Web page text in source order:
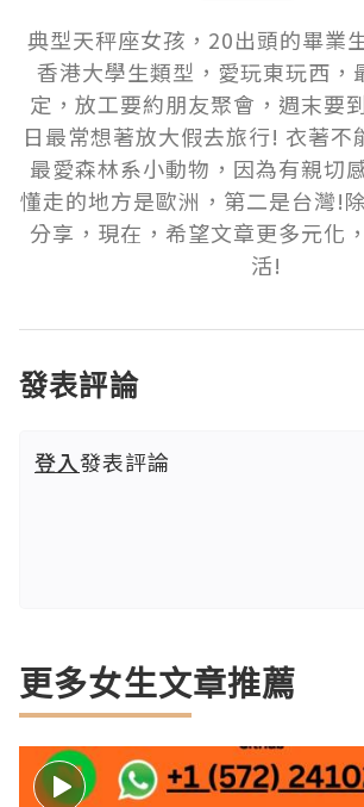
典型天秤座女孩，20出頭的畢業
香港大學生類型，愛玩東玩西，
定，放工要約朋友聚會，週末要
日最常想著放大假去旅行! 衣著不
最愛森林系小動物，因為有親切
懂走的地方是歐洲，第二是台灣!
分享，現在，希望文章更多元化
發表評論
登入發表評論
更多女生文章推薦